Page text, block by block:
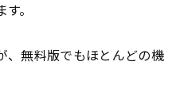
。
、無料版でもほとんどの機